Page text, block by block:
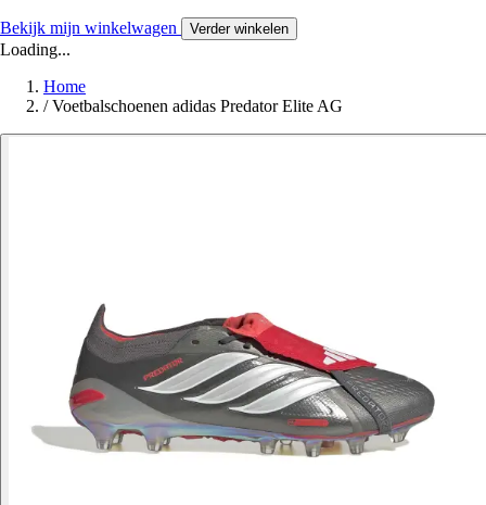
Bekijk mijn winkelwagen Verder winkelen
Loading...
Home
/ Voetbalschoenen adidas Predator Elite AG